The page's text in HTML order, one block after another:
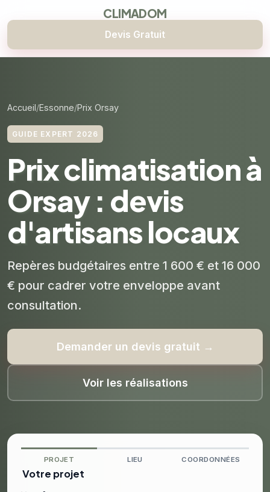
CLIMADOM
Devis Gratuit
Accueil Essonne Prix Orsay
GUIDE EXPERT 2026
Prix climatisation à
Orsay : devis
d'artisans locaux
Repères budgétaires entre 1 600 € et 16 000
€ pour cadrer votre enveloppe avant
consultation.
Demander un devis gratuit →
Voir les réalisations
PROJET LIEU COORDONNÉES
Votre projet